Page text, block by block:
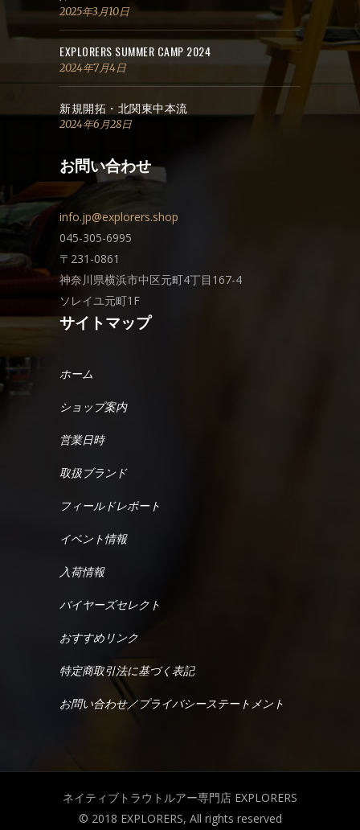
2025年3月10日
EXPLORERS SUMMER CAMP 2024
2024年7月4日
新規開拓・北関東中本流
2024年6月28日
お問い合わせ
info.jp@explorers.shop
045-305-6995
〒231-0861
神奈川県横浜市中区元町4丁目167-4
ソレイユ元町1F
サイトマップ
ホーム
ショップ案内
営業日時
取扱ブランド
フィールドレポート
イベント情報
入荷情報
バイヤーズセレクト
おすすめリンク
特定商取引法に基づく表記
お問い合わせ／プライバシーステートメント
ネイティブトラウトルアー専門店 EXPLORERS
© 2018 EXPLORERS, All rights reserved